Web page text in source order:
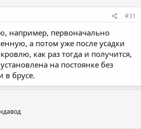
#31
например, первоначально
а потом уже после усадки
как раз тогда и получится,
на постоянке без
в брусе.